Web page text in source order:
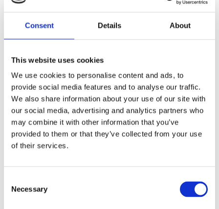
Consent Details About
This website uses cookies
We use cookies to personalise content and ads, to
provide social media features and to analyse our traffic.
We also share information about your use of our site with
our social media, advertising and analytics partners who
may combine it with other information that you’ve
provided to them or that they’ve collected from your use
of their services.
Necessary
Dela med dig
F
e
o
o
k
Omdömen
Du